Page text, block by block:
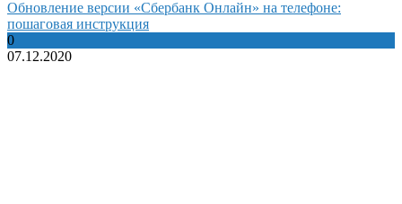
Обновление версии «Сбербанк Онлайн» на телефоне:
пошаговая инструкция
0
07.12.2020